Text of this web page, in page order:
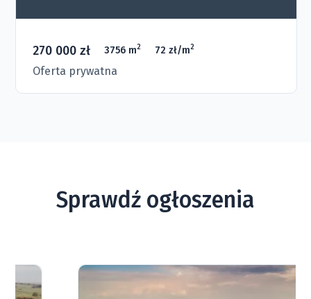
270 000 zł 3756 m2 72 zł/m2
Oferta prywatna
Sprawdź ogłoszenia